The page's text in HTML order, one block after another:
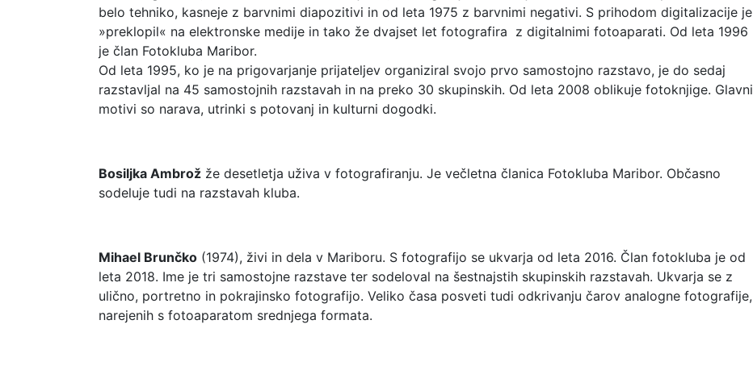
belo tehniko, kasneje z barvnimi diapozitivi in od leta 1975 z barvnimi negativi. S prihodom digitalizacije je
»preklopil« na elektronske medije in tako že dvajset let fotografira z digitalnimi fotoaparati. Od leta 1996
je član Fotokluba Maribor.
Od leta 1995, ko je na prigovarjanje prijateljev organiziral svojo prvo samostojno razstavo, je do sedaj
razstavljal na 45 samostojnih razstavah in na preko 30 skupinskih. Od leta 2008 oblikuje fotoknjige. Glavni
motivi so narava, utrinki s potovanj in kulturni dogodki.
Bosiljka Ambrož že desetletja uživa v fotografiranju. Je večletna članica Fotokluba Maribor. Občasno
sodeluje tudi na razstavah kluba.
Mihael Brunčko (1974), živi in dela v Mariboru. S fotografijo se ukvarja od leta 2016. Član fotokluba je od
leta 2018. Ime je tri samostojne razstave ter sodeloval na šestnajstih skupinskih razstavah. Ukvarja se z
ulično, portretno in pokrajinsko fotografijo. Veliko časa posveti tudi odkrivanju čarov analogne fotografije,
narejenih s fotoaparatom srednjega formata.